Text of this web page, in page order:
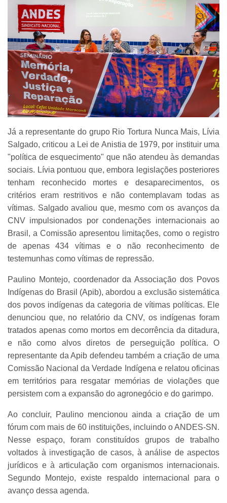
Já a representante do grupo Rio Tortura Nunca Mais, Lívia
Salgado, criticou a Lei de Anistia de 1979, por instituir uma
"política de esquecimento" que não atendeu às demandas
sociais. Lívia pontuou que, embora legislações posteriores
tenham reconhecido mortes e desaparecimentos, os
critérios eram restritivos e não contemplavam todas as
vítimas. Salgado avaliou que, mesmo com os avanços da
CNV impulsionados por condenações internacionais ao
Brasil, a Comissão apresentou limitações, como o registro
de apenas 434 vítimas e o não reconhecimento de
testemunhas como vítimas de repressão.
Paulino Montejo, coordenador da Associação dos Povos
Indígenas do Brasil (Apib), abordou a exclusão sistemática
dos povos indígenas da categoria de vítimas políticas. Ele
denunciou que, no relatório da CNV, os indígenas foram
tratados apenas como mortos em decorrência da ditadura,
e não como alvos diretos de perseguição política. O
representante da Apib defendeu também a criação de uma
Comissão Nacional da Verdade Indígena e relatou oficinas
em territórios para resgatar memórias de violações que
persistem com a expansão do agronegócio e do garimpo.
Ao concluir, Paulino mencionou ainda a criação de um
fórum com mais de 60 instituições, incluindo o ANDES-SN.
Nesse espaço, foram constituídos grupos de trabalho
voltados à investigação de casos, à análise de aspectos
jurídicos e à articulação com organismos internacionais.
Segundo Montejo, existe respaldo internacional para o
avanço dessa agenda.